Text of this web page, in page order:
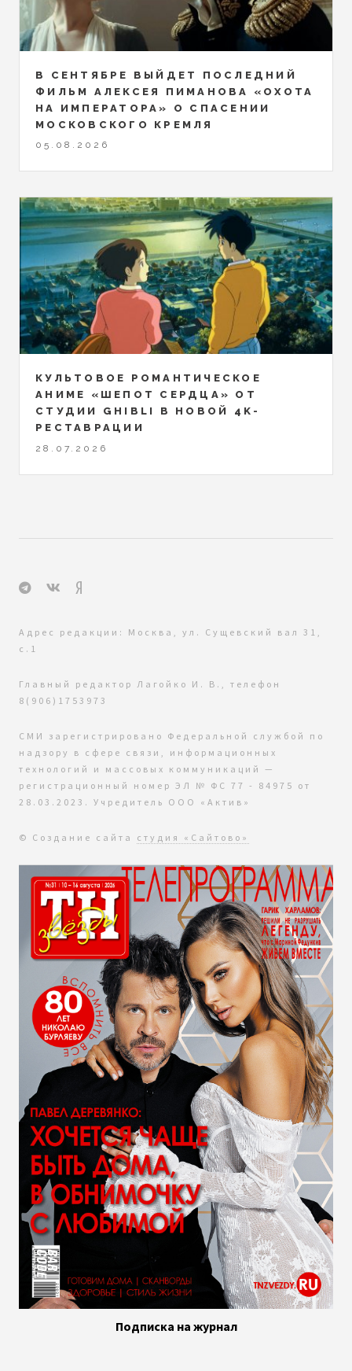
В СЕНТЯБРЕ ВЫЙДЕТ ПОСЛЕДНИЙ
ФИЛЬМ АЛЕКСЕЯ ПИМАНОВА «ОХОТА
НА ИМПЕРАТОРА» О СПАСЕНИИ
МОСКОВСКОГО КРЕМЛЯ
05.08.2026
КУЛЬТОВОЕ РОМАНТИЧЕСКОЕ
АНИМЕ «ШЕПОТ СЕРДЦА» ОТ
СТУДИИ GHIBLI В НОВОЙ 4K-
РЕСТАВРАЦИИ
28.07.2026
Адрес редакции: Москва, ул. Сущевский вал 31,
с.1
Главный редактор Лагойко И. В., телефон
8(906)1753973
СМИ зарегистрировано Федеральной службой по
надзору в сфере связи, информационных
технологий и массовых коммуникаций —
регистрационный номер ЭЛ № ФС 77 - 84975 от
28.03.2023. Учредитель ООО «Актив»
© Создание сайта студия «Сайтово»
Подписка на журнал